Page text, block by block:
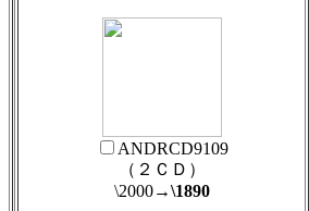
ANDRCD9109
（２ＣＤ）
\2000→\1890